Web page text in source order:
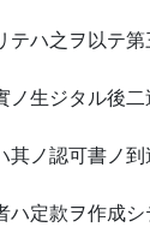
ハ之ヲ以テ
生ジタル後
ノ認可書ノ
定款ヲ作成